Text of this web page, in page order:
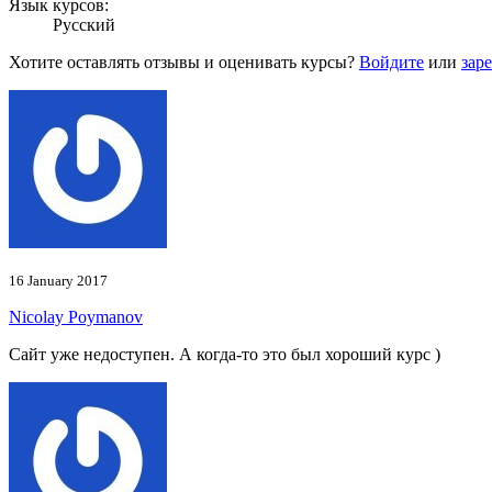
Язык курсов:
Русский
Хотите оставлять отзывы и оценивать курсы? Войдите или
16 January 2017
Nicolay Poymanov
Сайт уже недоступен. А когда-то это был хороший курс )